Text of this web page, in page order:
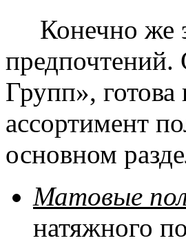
Конечно же
предпочтений.
Групп»,
ассортимент
основном
Матовые
натяжного